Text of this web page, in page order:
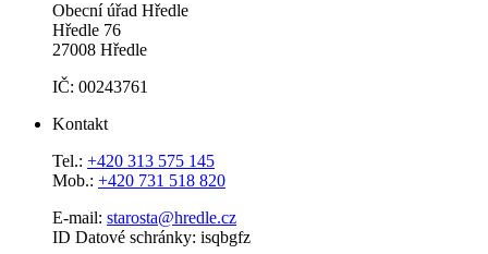
Obecní úřad Hředle
Hředle 76
27008 Hředle
IČ: 00243761
Kontakt
Tel.: +420 313 575 145
Mob.: +420 731 518 820
E-mail: starosta@hredle.cz
ID Datové schránky: isqbgfz